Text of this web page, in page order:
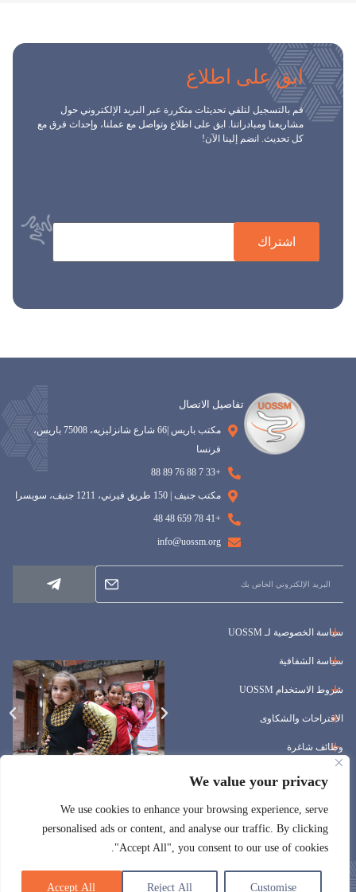
We value your privacy
We use cookies to enhance your browsing experience, serve
personalised ads or content, and analyse our traffic. By clicking
"Accept All", you consent to our use of cookies.
Customise
Reject All
Accept All
ابق على اطلاع
قم بالتسجيل لتلقي تحديثات متكررة عبر البريد الإلكتروني حول
مشاريعنا ومبادراتنا. ابق على اطلاع وتواصل مع عملنا، وإحداث فرق مع
كل تحديث. انضم إلينا الآن!
اشتراك
تفاصيل الاتصال
مكتب باريس |66 شارع شانزليزيه، 75008 باريس،
فرنسا
+33 7 88 76 89 88
مكتب جنيف | 150 طريق فيرني، 1211 جنيف، سويسرا
+41 78 659 48 48
info@uossm.org
سياسة الخصوصية لـ UOSSM
سياسة الشفافية
شروط الاستخدام UOSSM
الاقتراحات والشكاوى
وظائف شاغرة